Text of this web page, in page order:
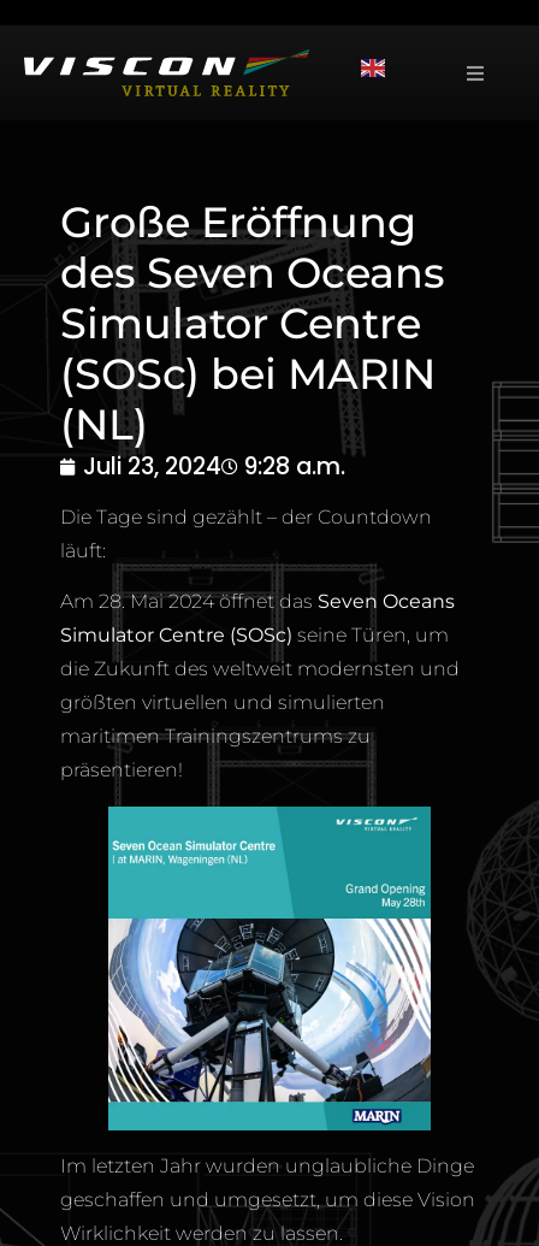
Große Eröffnung
des Seven Oceans
Simulator Centre
(SOSc) bei MARIN
(NL)
Juli 23, 2024 9:28 a.m.
Die Tage sind gezählt – der Countdown
läuft:
Am 28. Mai 2024 öffnet das Seven Oceans
Simulator Centre (SOSc) seine Türen, um
die Zukunft des weltweit modernsten und
größten virtuellen und simulierten
maritimen Trainingszentrums zu
präsentieren!
Im letzten Jahr wurden unglaubliche Dinge
geschaffen und umgesetzt, um diese Vision
Wirklichkeit werden zu lassen.